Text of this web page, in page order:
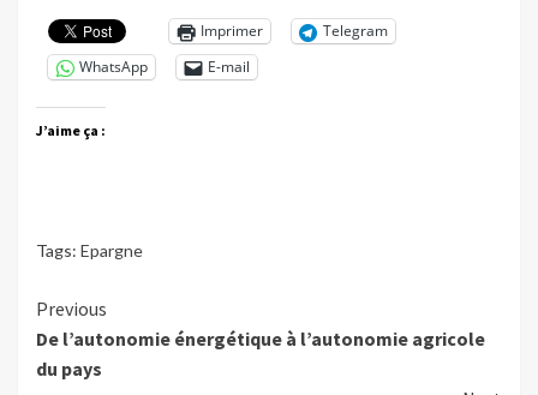
Imprimer
Telegram
WhatsApp
E-mail
J’aime ça :
Tags: Epargne
Continue
Reading
Previous
De l’autonomie énergétique à l’autonomie agricole
du pays